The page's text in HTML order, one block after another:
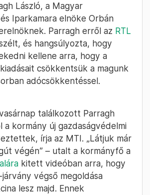
László, a Magyar
Iparkamara elnöke Orbán
Parragh erről az RTL
és hangsúlyozta, hogy
kellene arra, hogy a
csökkentsük a magunk
adócsökkentéssel.
találkozott Parragh
a kormány új gazdaságvédelmi
írja az MTI. „Látjuk már
végén” – utalt a kormányfő a
kitett videóban arra, hogy
végső megoldása
lesz majd. Ennek